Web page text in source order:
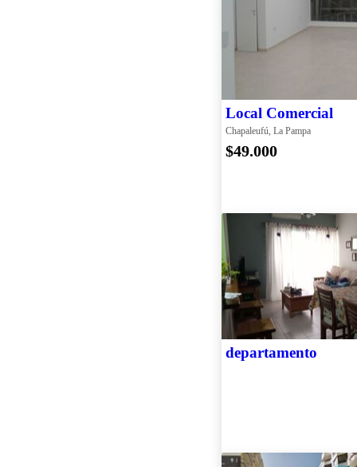
Local Comercial
Chapaleufú, La Pampa
$49.000
departamento